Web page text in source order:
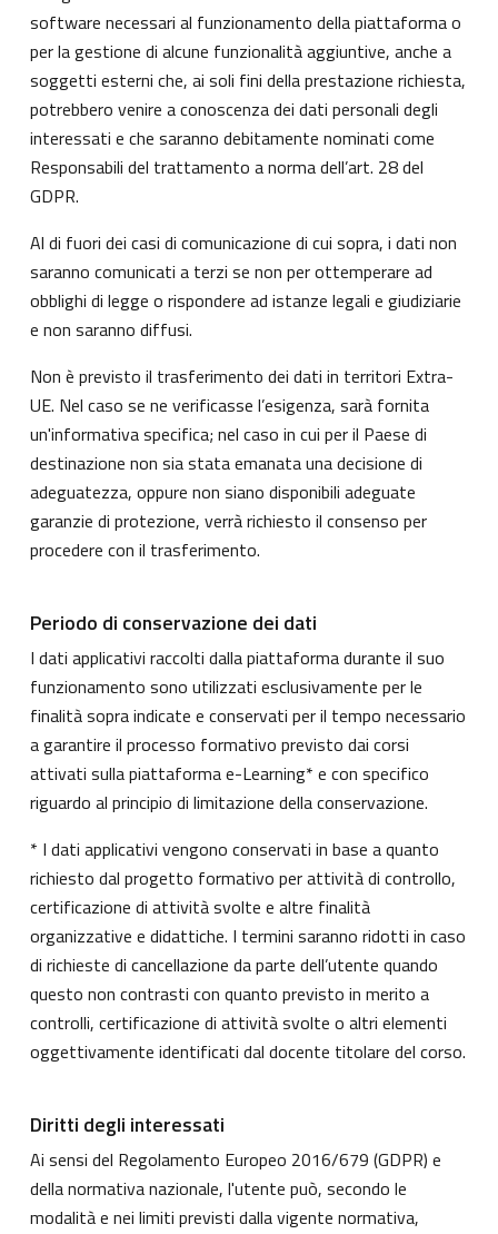
software necessari al funzionamento della piattaforma o
per la gestione di alcune funzionalità aggiuntive, anche a
soggetti esterni che, ai soli fini della prestazione richiesta,
potrebbero venire a conoscenza dei dati personali degli
interessati e che saranno debitamente nominati come
Responsabili del trattamento a norma dell’art. 28 del
GDPR.
Al di fuori dei casi di comunicazione di cui sopra, i dati non
saranno comunicati a terzi se non per ottemperare ad
obblighi di legge o rispondere ad istanze legali e giudiziarie
e non saranno diffusi.
Non è previsto il trasferimento dei dati in territori Extra-
UE. Nel caso se ne verificasse l’esigenza, sarà fornita
un'informativa specifica; nel caso in cui per il Paese di
destinazione non sia stata emanata una decisione di
adeguatezza, oppure non siano disponibili adeguate
garanzie di protezione, verrà richiesto il consenso per
procedere con il trasferimento.
Periodo di conservazione dei dati
I dati applicativi raccolti dalla piattaforma durante il suo
funzionamento sono utilizzati esclusivamente per le
finalità sopra indicate e conservati per il tempo necessario
a garantire il processo formativo previsto dai corsi
attivati sulla piattaforma e-Learning* e con specifico
riguardo al principio di limitazione della conservazione.
* I dati applicativi vengono conservati in base a quanto
richiesto dal progetto formativo per attività di controllo,
certificazione di attività svolte e altre finalità
organizzative e didattiche. I termini saranno ridotti in caso
di richieste di cancellazione da parte dell’utente quando
questo non contrasti con quanto previsto in merito a
controlli, certificazione di attività svolte o altri elementi
oggettivamente identificati dal docente titolare del corso.
Diritti degli interessati
Ai sensi del Regolamento Europeo 2016/679 (GDPR) e
della normativa nazionale, l'utente può, secondo le
modalità e nei limiti previsti dalla vigente normativa,